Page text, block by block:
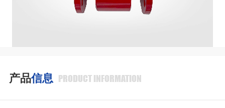
产品信息 PRODUCT INFORMATION